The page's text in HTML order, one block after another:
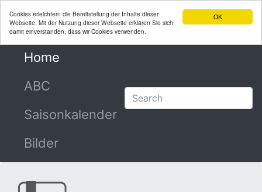
OK
Cookies erleichtern die Bereitstellung der Inhalte dieser
Webseite. Mit der Nutzung dieser Webseite erklären Sie sich
damit einverstanden, dass wir Cookies verwenden.
Home
ABC
Saisonkalender
Bilder